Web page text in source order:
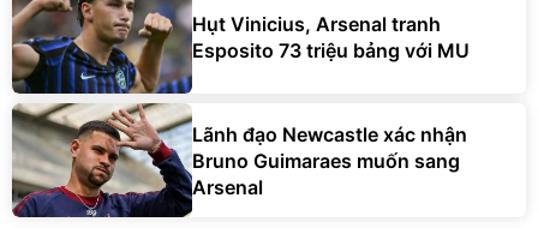
Hụt Vinicius, Arsenal tranh
Esposito 73 triệu bảng với MU
Lãnh đạo Newcastle xác nhận
Bruno Guimaraes muốn sang
Arsenal